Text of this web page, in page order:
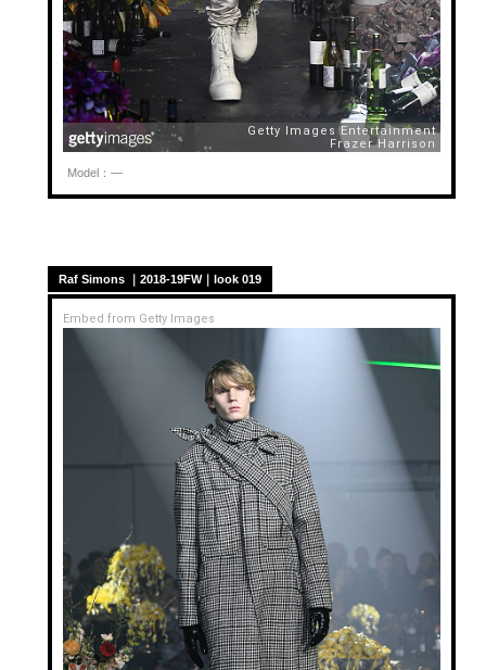
Model：—
Raf Simons ｜2018-19FW｜look 019
Embed from Getty Images